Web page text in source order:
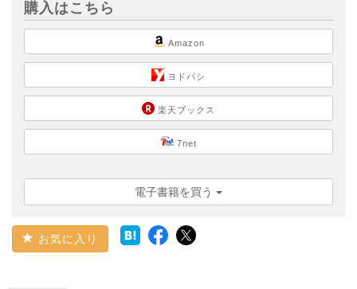
購入はこちら
Amazon
ヨドバシ
楽天ブックス
7net
電子書籍を買う
お気に入り